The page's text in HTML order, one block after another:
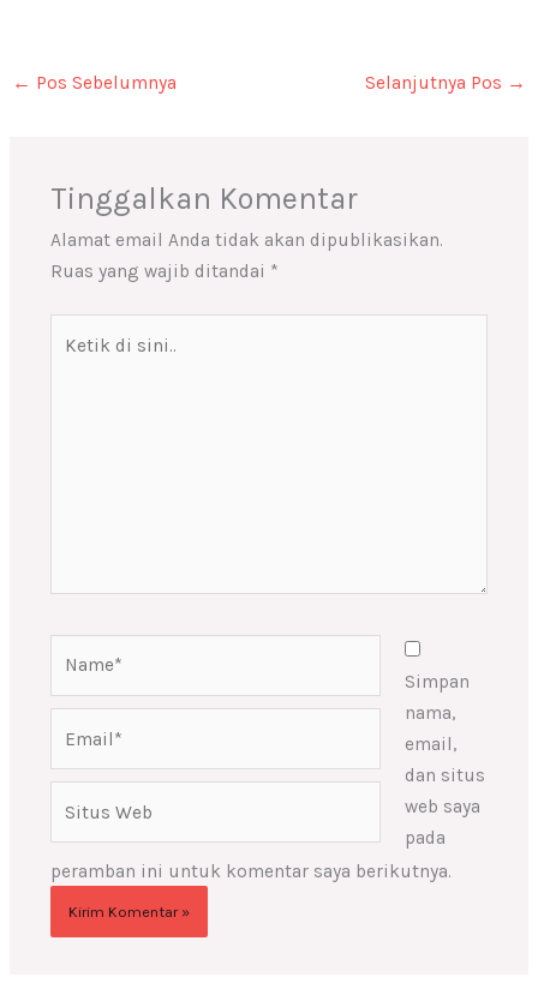
← Pos Sebelumnya Selanjutnya Pos →
Tinggalkan Komentar
Alamat email Anda tidak akan dipublikasikan.
Ruas yang wajib ditandai *
Simpan
nama,
email,
dan situs
web saya
pada
peramban ini untuk komentar saya berikutnya.